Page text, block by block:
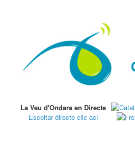
La Veu d'Ondara en Directe
Escoltar directe clic ací